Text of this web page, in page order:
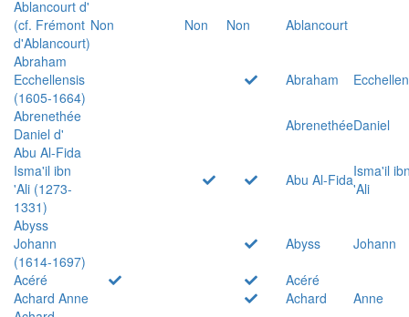
Ablancourt d'
(cf. Frémont
d'Ablancourt)
Non Non Non
Ablancourt
Abraham
Ecchellensis
(1605-1664)
Abraham
Abrenethée
Daniel d'
AbrenethéeDaniel
Abu Al-Fida
Isma'il ibn
'Ali (1273-
1331)
Abu Al-FidaIsma'il
'Ali
Abyss
Johann
(1614-1697)
Abyss
Johann
Acéré
Acéré
Achard Anne
Achard
Anne